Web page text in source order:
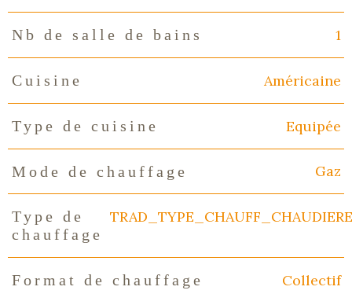
Nb de salle de bains 1
Cuisine Américaine
Type de cuisine Equipée
Mode de chauffage Gaz
Type de
chauffage
Format de chauffage Collectif